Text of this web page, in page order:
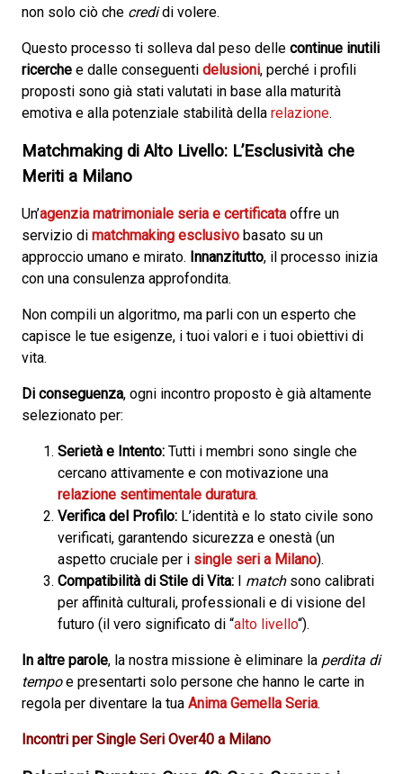
non solo ciò che credidi volere.
Questo processo ti solleva dal peso delle continue inutili
ricerche e dalle conseguenti delusioni, perché i profili
proposti sono già stati valutati in base alla maturità
emotiva e alla potenziale stabilità della relazione.
Matchmaking di Alto Livello: L’Esclusività che
Meriti a Milano
Un’agenzia matrimoniale seria e certificata offre un
servizio di matchmaking esclusivo basato su un
approccio umano e mirato. Innanzitutto, il processo inizia
con una consulenza approfondita.
Non compili un algoritmo, ma parli con un esperto che
capisce le tue esigenze, i tuoi valori e i tuoi obiettivi di
vita.
Di conseguenza, ogni incontro proposto è già altamente
selezionato per:
Serietà e Intento: Tutti i membri sono single che
cercano attivamente e con motivazione una
relazione sentimentale duratura.
Verifica del Profilo: L’identità e lo stato civile sono
verificati, garantendo sicurezza e onestà (un
aspetto cruciale per i single seri a Milano).
Compatibilità di Stile di Vita: I matchsono calibrati
per affinità culturali, professionali e di visione del
futuro (il vero significato di “alto livello“).
In altre parole, la nostra missione è eliminare la perdita di
tempoe presentarti solo persone che hanno le carte in
regola per diventare la tua Anima Gemella Seria.
Incontri per Single Seri Over40 a Milano